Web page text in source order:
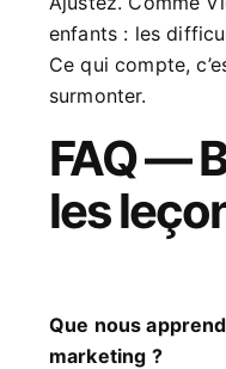
enfants : les
Ce qui compte,
surmonter.
FAQ —
les
Que nous
marketing ?